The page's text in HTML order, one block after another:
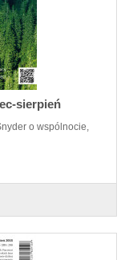
sierpień
o wspólnocie,